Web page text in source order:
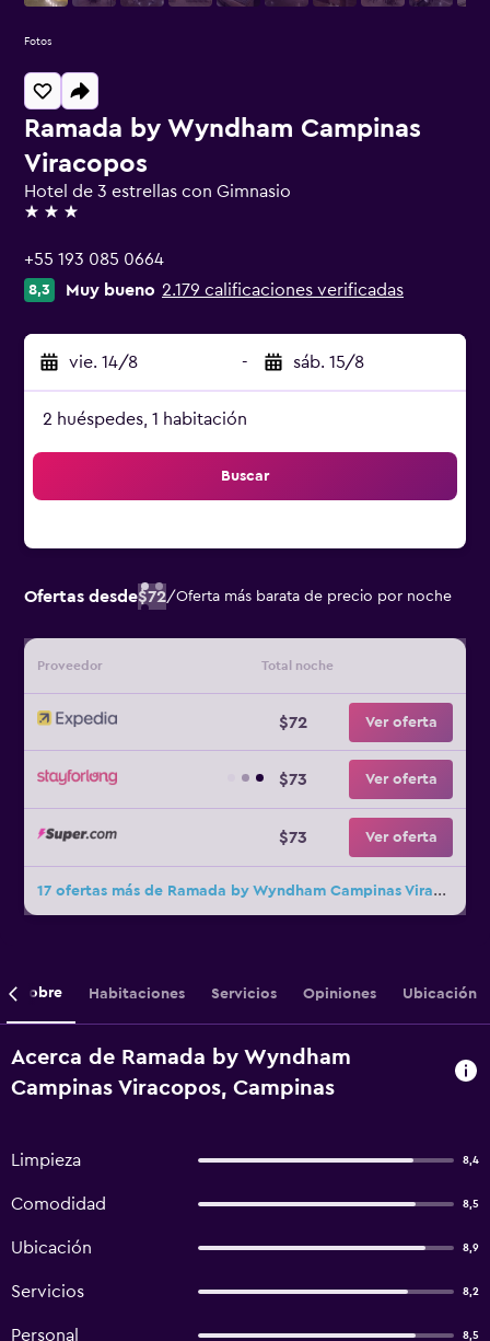
Ramada by Wyndham Campinas
Viracopos
Hotel de 3 estrellas con Gimnasio
3 estrellas
+55 193 085 0664
8,3 Muy bueno 2.179 calificaciones verificadas
vie. 14/8 - sáb. 15/8
2 huéspedes, 1 habitación
Buscar
Ofertas desde$72/Oferta más barata de precio por noche
Proveedor Total noche
$72 Ver oferta
$73 Ver oferta
$73 Ver oferta
17 ofertas más de Ramada by Wyndham Campinas Viracopos
Fotos
Sobre Habitaciones Servicios Opiniones Ubicación
Acerca de Ramada by Wyndham
Campinas Viracopos, Campinas
Limpieza 8,4
Comodidad 8,5
Ubicación 8,9
Servicios 8,2
Personal 8,5